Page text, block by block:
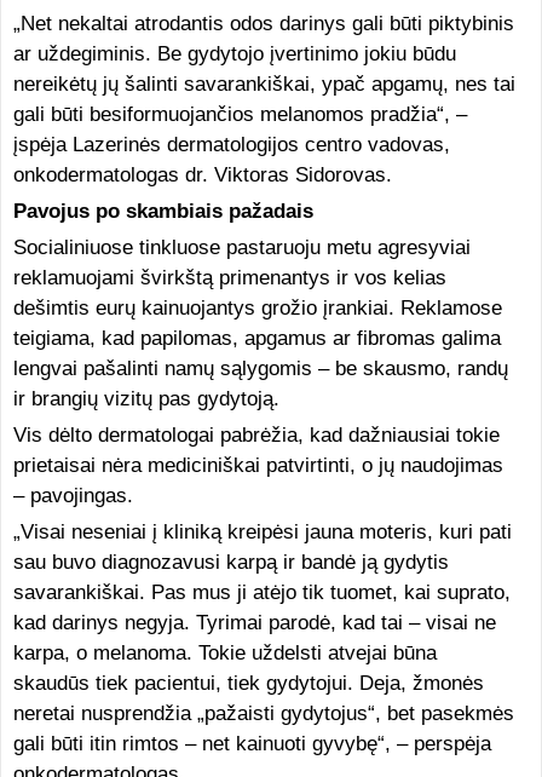
„Net nekaltai atrodantis odos darinys gali būti piktybinis
ar uždegiminis. Be gydytojo įvertinimo jokiu būdu
nereikėtų jų šalinti savarankiškai, ypač apgamų, nes tai
gali būti besiformuojančios melanomos pradžia“, –
įspėja Lazerinės dermatologijos centro vadovas,
onkodermatologas dr. Viktoras Sidorovas.
Pavojus po skambiais pažadais
Socialiniuose tinkluose pastaruoju metu agresyviai
reklamuojami švirkštą primenantys ir vos kelias
dešimtis eurų kainuojantys grožio įrankiai. Reklamose
teigiama, kad papilomas, apgamus ar fibromas galima
lengvai pašalinti namų sąlygomis – be skausmo, randų
ir brangių vizitų pas gydytoją.
Vis dėlto dermatologai pabrėžia, kad dažniausiai tokie
prietaisai nėra mediciniškai patvirtinti, o jų naudojimas
– pavojingas.
„Visai neseniai į kliniką kreipėsi jauna moteris, kuri pati
sau buvo diagnozavusi karpą ir bandė ją gydytis
savarankiškai. Pas mus ji atėjo tik tuomet, kai suprato,
kad darinys negyja. Tyrimai parodė, kad tai – visai ne
karpa, o melanoma. Tokie uždelsti atvejai būna
skaudūs tiek pacientui, tiek gydytojui. Deja, žmonės
neretai nusprendžia „pažaisti gydytojus“, bet pasekmės
gali būti itin rimtos – net kainuoti gyvybę“, – perspėja